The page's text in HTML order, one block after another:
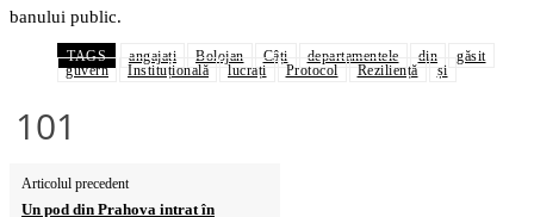
banului public.
TAGS angajați Bolojan Câți departamentele din
găsit
guvern
Instituțională lucrați Protocol Reziliență și
101
Articolul precedent
Un pod din Prahova intrat în